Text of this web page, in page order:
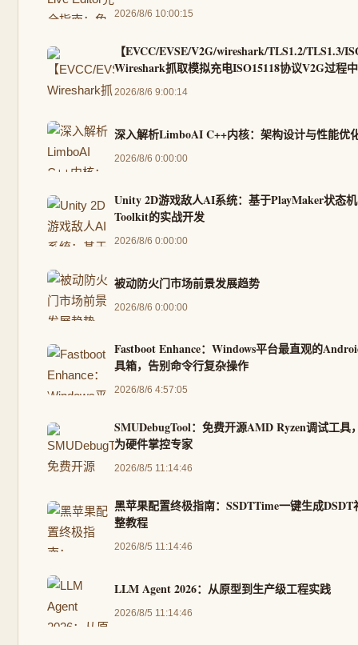
2026/8/6 10:00:15
【EVCC/EVSE/V2G/wireshark/TLS1.2/TLS1.3/
Wireshark抓取模拟充电ISO15118协议V2G过程
加密报文内容的DEBUG方法
2026/8/6 9:00:14
深入解析LimboAI C++内核：架构设计与性能优
2026/8/6 0:00:00
Unity 2D游戏敌人AI系统：基于PlayMaker状态
Toolkit的实战开发
2026/8/6 0:00:00
被动防火门市场前景发展趋势
2026/8/6 0:00:00
Fastboot Enhance：Windows平台最直观的
具箱，告别命令行复杂操作
2026/8/6 4:57:05
SMUDebugTool：免费开源AMD Ryzen调试工具
为硬件掌控专家
2026/8/5 11:14:46
黑苹果配置终极指南：SSDTTime一键生成DSDT
整教程
2026/8/5 11:14:46
LLM Agent 2026：从原型到生产级工程实践
2026/8/5 11:14:46